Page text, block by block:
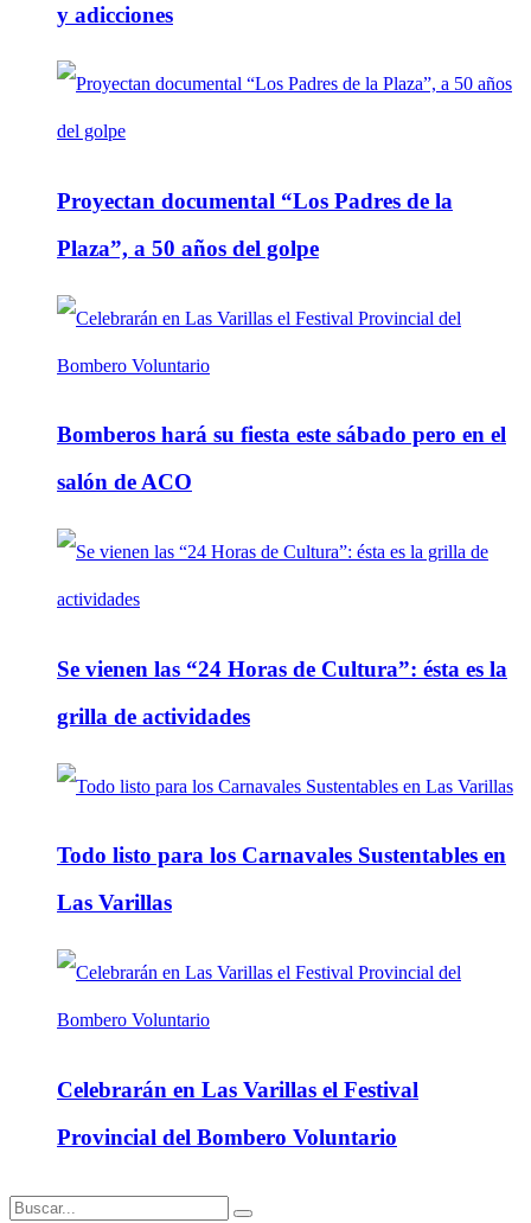
y adicciones
Proyectan documental “Los Padres de la
Plaza”, a 50 años del golpe
Bomberos hará su fiesta este sábado pero en el
salón de ACO
Se vienen las “24 Horas de Cultura”: ésta es la
grilla de actividades
Todo listo para los Carnavales Sustentables en
Las Varillas
Celebrarán en Las Varillas el Festival
Provincial del Bombero Voluntario